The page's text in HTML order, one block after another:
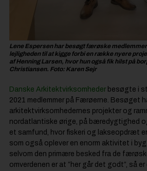
Lene Espersen har besøgt færøske
lejligheden til at kigge forbi en række nyere
af Henning Larsen, hvor hun også fik hilst på
Christiansen. Foto: Karen Sejr
Danske Arkitektvirksomheder besøgte i
2021 medlemmer på Færøerne. Besøget
arkitektvirksomhedernes projekter og
nordatlantiske ørige, på bæredygtighed
et samfund, hvor fiskeri og lakseopdræt er
som også oplever en enorm aktivitet i
selvom den primære besked fra de
omverdenen er at ”her går det godt”, så